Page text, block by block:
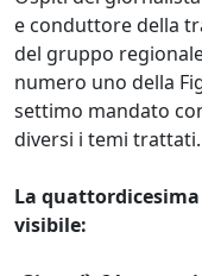
e conduttore della
del gruppo
numero uno della
settimo mandato
diversi i temi trattati.
La
visibile: